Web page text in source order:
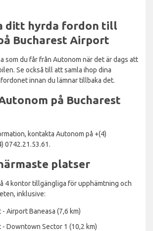
ditt hyrda fordon till
Bucharest Airport
som du får från Autonom när det är dags att
Se också till att samla ihop dina
innan du lämnar tillbaka det.
på Bucharest
kontakta Autonom på +(4)
0742.21.53.61.
platser
4 kontor tillgängliga för upphämtning och
inklusive:
Airport Baneasa (7,6 km)
- Downtown Sector 1 (10,2 km)